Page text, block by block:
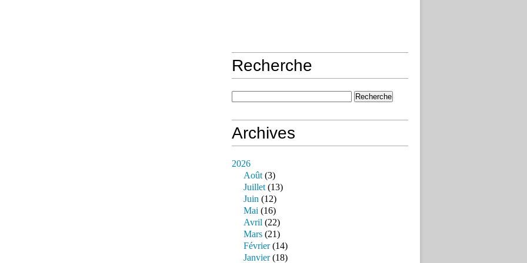
Recherche
Archives
2026
Août(3)
Juillet(13)
Juin (12)
Mai (16)
Avril (22)
Mars (21)
Février(14)
Janvier(18)